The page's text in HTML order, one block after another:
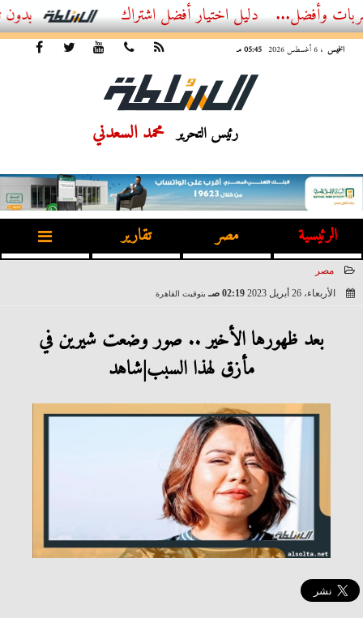
أفضل اشتراك IPTV بدون تقطيع 2026 – دليل المشاهد العصري
الخميس ، 6 أغسطس 2026 05:45 مـ
رئيس التحرير محمد السعدني
الرئيسية مصر تقارير
مصر
الأربعاء، 26 أبريل 2023
02:19 صـ بتوقيت القاهرة
بعد ظهورها الأخير .. صور وضعت شيرين في
مأزق لهذا السبب|شاهد